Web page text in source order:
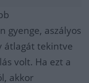
gyenge, aszályos
átlagát tekintve
volt. Ha ezt a
akkor